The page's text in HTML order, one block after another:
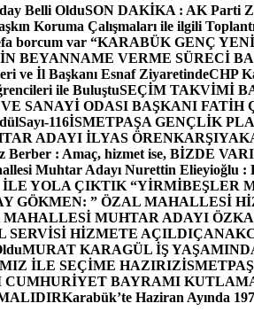
Belli OlduSON DAKİKA : AK Parti
Koruma Çalışmaları ile ilgili Toplantı
borcum var “KARABÜK GENÇ
BEYANNAME VERME SÜRECİ
ve İl Başkanı Esnaf ZiyaretindeCHP
ile BuluştuSEÇİM TAKVİMİ
SANAYİ ODASI BAŞKANI FATİH
Sayı-116İSMETPAŞA GENÇLİK
ADAYI İLYAS ÖREN
Berber : Amaç, hizmet ise, BİZDE
Muhtar Adayı Nurettin
YOLA ÇIKTIK “YİRMİBEŞLER
GÖKMEN: ” ÖZAL MAHALLESİ
MAHALLESİ MUHTAR ADAYI
SERVİSİ HİZMETE AÇILDI
MURAT KARAGÜL İŞ
İLE SEÇİME HAZIRIZ
CUMHURİYET BAYRAMI
Karabük’te Haziran Ayında